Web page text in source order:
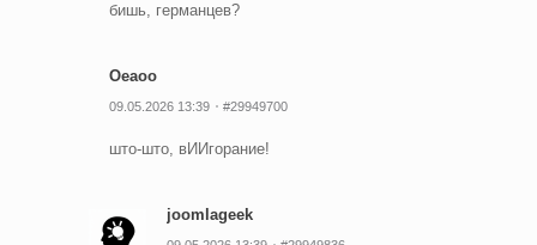
бишь, германцев?
Oeaoo
09.05.2026 13:39 #29949700
што-што, вИИгорание!
joomlageek